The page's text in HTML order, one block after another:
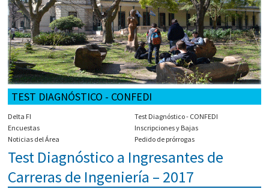
TEST DIAGNÓSTICO - CONFEDI
Delta FI
Test Diagnóstico - CONFEDI
Encuestas
Inscripciones y Bajas
Noticias del Área
Pedido de prórrogas
Test Diagnóstico a Ingresantes de
Carreras de Ingeniería – 2017